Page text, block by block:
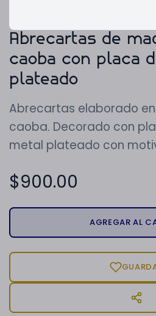
Abrecartas de
caoba con placa
plateado
Abrecartas elaborado
caoba. Decorado con
metal plateado con
$900.00
AGREGAR AL